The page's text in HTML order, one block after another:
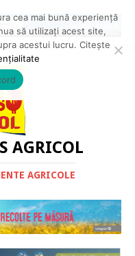
AGRICOL
AGRICOLE
cea mai bună experiență
să utilizați acest site,
acestui lucru. Citește